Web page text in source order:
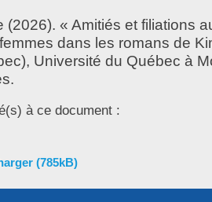
(2026). « Amitiés et filiations
dans les romans de
Université du Québec à
à ce document :
(785kB)